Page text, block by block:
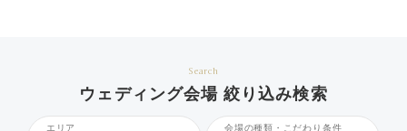
Search
ウェディング会場 絞り込み検索
エリア 会場の種類・こだわり条件